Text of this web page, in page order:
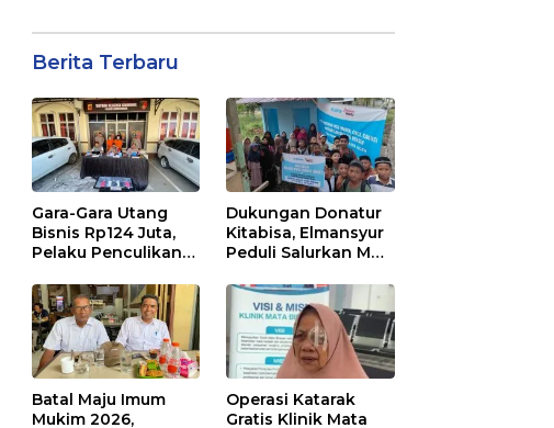
Berita Terbaru
Gara-Gara Utang
Bisnis Rp124 Juta,
Pelaku Penculikan
Lhokseumawe
Dukungan Donatur
Kitabisa, Elmansyur
Peduli Salurkan MCK
Dayah Bluka Teubai
Batal Maju Imum
Mukim 2026,
Operasi Katarak
Gratis Klinik Mata